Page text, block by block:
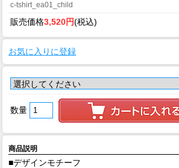
c-tshirt_ea01_child
販売価格3,520円(税込)
お気に入りに登録
数量
商品説明
■デザインモチーフ